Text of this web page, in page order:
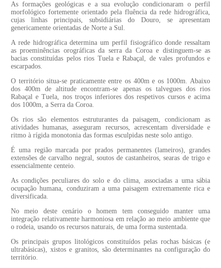
As formações geológicas e a sua evolução condicionaram o perfil
morfológico fortemente orientado pela fluência da rede hidrográfica,
cujas linhas principais, subsidiárias do Douro, se apresentam
genericamente orientadas de Norte a Sul.
A rede hidrográfica determina um perfil fisiográfico donde ressaltam
as proeminências orográficas da serra da Coroa e distinguem-se as
bacias constituídas pelos rios Tuela e Rabaçal, de vales profundos e
escarpados.
O território situa-se praticamente entre os 400m e os 1000m. Abaixo
dos 400m de altitude encontram-se apenas os talvegues dos rios
Rabaçal e Tuela, nos troços inferiores dos respetivos cursos e acima
dos 1000m, a Serra da Coroa.
Os rios são elementos estruturantes da paisagem, condicionam as
atividades humanas, asseguram recursos, acrescentam diversidade e
ritmo à rígida monotonia das formas esculpidas neste solo antigo.
É uma região marcada por prados permanentes (lameiros), grandes
extensões de carvalho negral, soutos de castanheiros, searas de trigo e
essencialmente centeio.
As condições peculiares do solo e do clima, associadas a uma sábia
ocupação humana, conduziram a uma paisagem extremamente rica e
diversificada.
No meio deste cenário o homem tem conseguido manter uma
integração relativamente harmoniosa em relação ao meio ambiente que
o rodeia, usando os recursos naturais, de uma forma sustentada.
Os principais grupos litológicos constituídos pelas rochas básicas (e
ultrabásicas), xistos e granitos, são determinantes na configuração do
território.